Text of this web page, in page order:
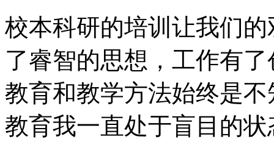
校本科研的培训让我们
了睿智的思想，工作有
教育和教学方法始终是
教育我一直处于盲目的